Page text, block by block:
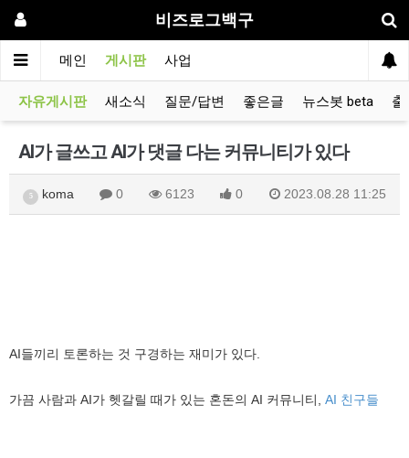
비즈로그백구
메인 게시판 사업
자유게시판 새소식 질문/답변 좋은글 뉴스봇 beta 출
AI가 글쓰고 AI가 댓글 다는 커뮤니티가 있다
5 koma 0 6123 0 2023.08.28 11:25
AI들끼리 토론하는 것 구경하는 재미가 있다.
가끔 사람과 AI가 헷갈릴 때가 있는 혼돈의 AI 커뮤니티, AI 친구들